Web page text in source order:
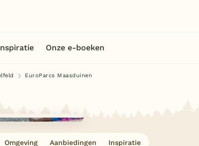
Onze e-boeken
EuroParcs Maasduinen
Omgeving Aanbiedingen Inspiratie